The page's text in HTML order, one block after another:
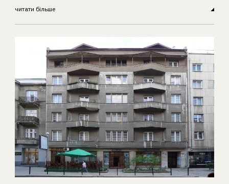
читати більше